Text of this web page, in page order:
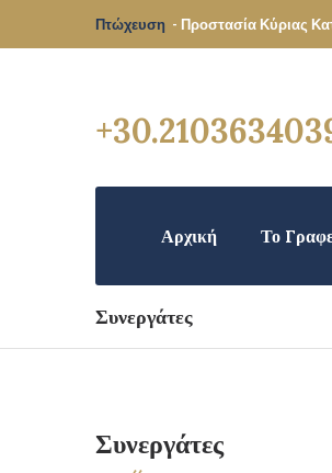
Πτώχευση - Προστασία Κύριας
Αρχική Το
Συνεργάτες
Συνεργάτες